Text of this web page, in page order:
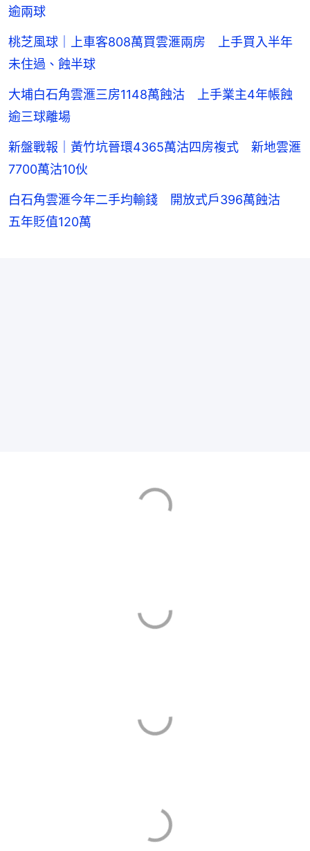
逾兩球
桃芝風球｜上車客808萬買雲滙兩房 上手買入半年
未住過、蝕半球
大埔白石角雲滙三房1148萬蝕沽 上手業主4年帳蝕
逾三球離場
新盤戰報｜黃竹坑晉環4365萬沽四房複式 新地雲滙
7700萬沽10伙
白石角雲滙今年二手均輸錢 開放式戶396萬蝕沽
五年貶值120萬